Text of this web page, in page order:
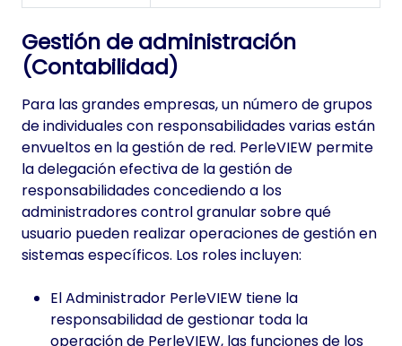
Gestión de administración
(Contabilidad)
Para las grandes empresas, un número de grupos
de individuales con responsabilidades varias están
envueltos en la gestión de red. PerleVIEW permite
la delegación efectiva de la gestión de
responsabilidades concediendo a los
administradores control granular sobre qué
usuario pueden realizar operaciones de gestión en
sistemas específicos. Los roles incluyen:
El Administrador PerleVIEW tiene la
responsabilidad de gestionar toda la
operación de PerleVIEW, las funciones de los